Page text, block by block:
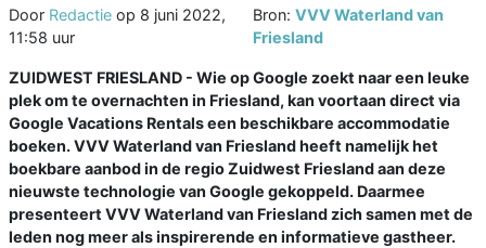
Door Redactie op 8 juni 2022,
11:58 uur
Bron: VVV Waterland van
Friesland
ZUIDWEST FRIESLAND - Wie op Google zoekt naar een leuke
plek om te overnachten in Friesland, kan voortaan direct via
Google Vacations Rentals een beschikbare accommodatie
boeken. VVV Waterland van Friesland heeft namelijk het
boekbare aanbod in de regio Zuidwest Friesland aan deze
nieuwste technologie van Google gekoppeld. Daarmee
presenteert VVV Waterland van Friesland zich samen met de
leden nog meer als inspirerende en informatieve gastheer.